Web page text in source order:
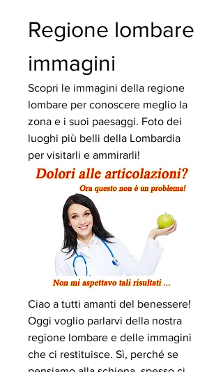
Regione lombare
immagini
Scopri le immagini della regione
lombare per conoscere meglio la
zona e i suoi paesaggi. Foto dei
luoghi più belli della Lombardia
per visitarli e ammirarli!
Ciao a tutti amanti del benessere!
Oggi voglio parlarvi della nostra
regione lombare e delle immagini
che ci restituisce. Sì, perché se